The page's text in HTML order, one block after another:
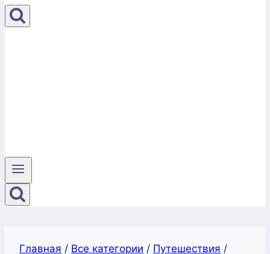
Главная / Все категории / Путешествия /